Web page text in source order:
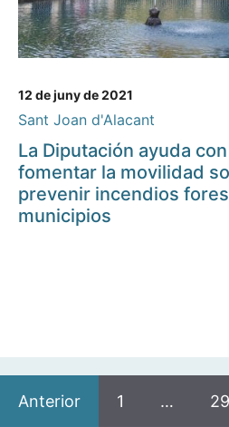
12 de juny de 2021
Sant Joan d'Alacant
La Diputación ayuda
fomentar la movilidad
prevenir incendios
municipios
Anterior 1 …